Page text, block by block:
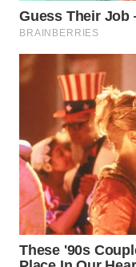
transformar
ambiente antes
evolução no seu
suportes de alta
indispensável
garantir uma
duradoura.
Ao priorizar uma
aquele
usufruir de
hoje mesmo a